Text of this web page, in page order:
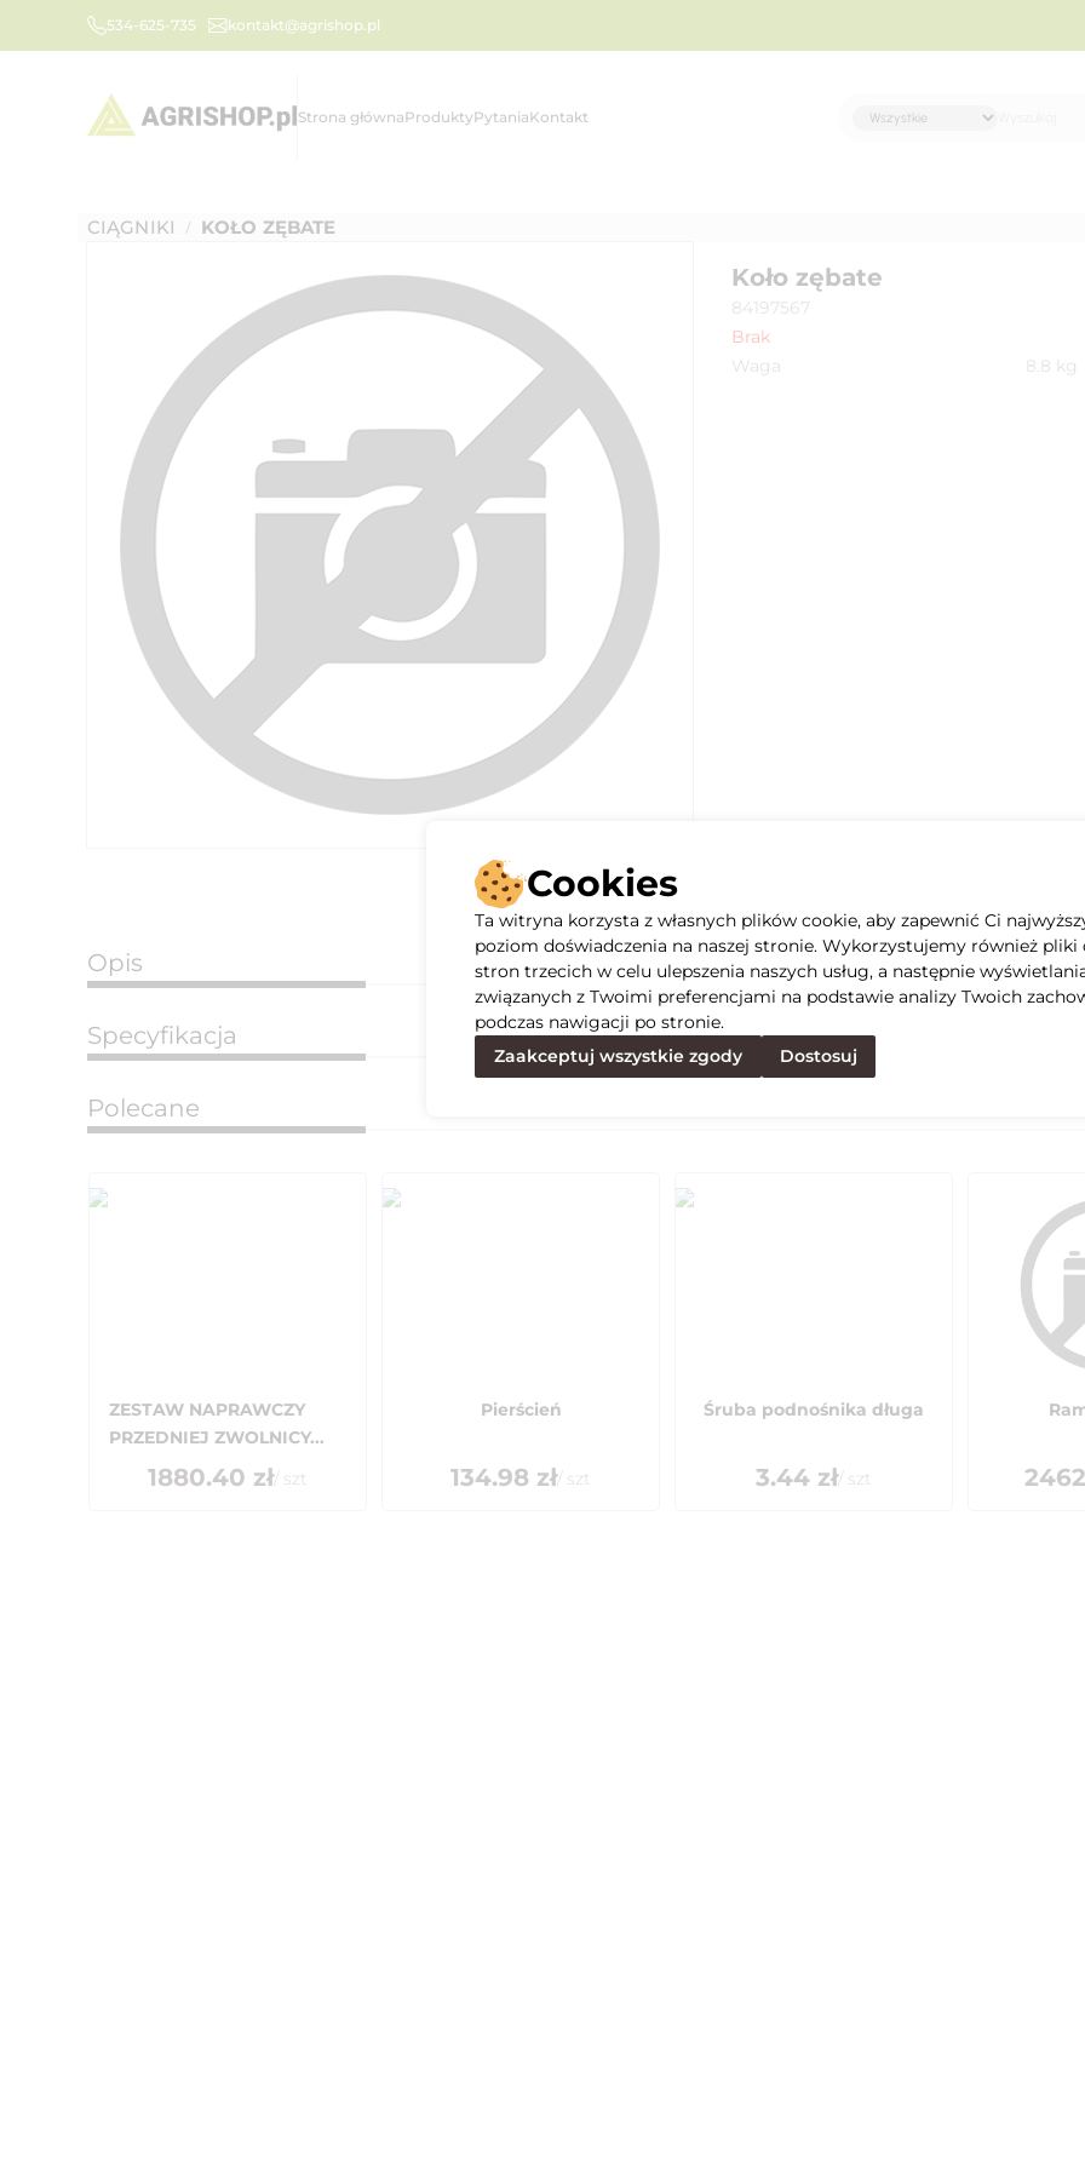
534-625-735 kontakt@agrishop.pl
Strona głównaProduktyPytaniaKontakt
CIĄGNIKI / KOŁO ZĘBATE
Koło zębate
84197567
Brak
Waga
8.8 kg
Opis
Specyfikacja
Polecane
ZESTAW NAPRAWCZY
PRZEDNIEJ ZWOLNICY...
1880.40 zł/ szt
Pierścień
134.98 zł/ szt
Śruba podnośnika długa
3.44 zł/ szt
Cookies
Ta witryna korzysta z własnych plików cookie, aby zapewnić Ci
poziom doświadczenia na naszej stronie. Wykorzystujemy również pliki
stron trzecich w celu ulepszenia naszych usług, a następnie
związanych z Twoimi preferencjami na podstawie analizy Twoich
podczas nawigacji po stronie.
Zaakceptuj wszystkie zgody
Dostosuj